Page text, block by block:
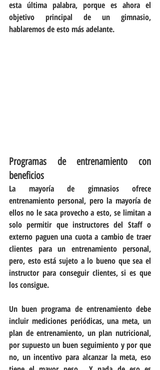
esta última palabra, porque es ahora el
objetivo principal de un gimnasio,
hablaremos de esto más adelante.
Programas de entrenamiento con
beneficios
La mayoría de gimnasios ofrece
entrenamiento personal, pero la mayoría de
ellos no le saca provecho a esto, se limitan a
solo permitir que instructores del Staff o
externo paguen una cuota a cambio de traer
clientes para un entrenamiento personal,
pero, esto está sujeto a lo bueno que sea el
instructor para conseguir clientes, si es que
los consigue.
Un buen programa de entrenamiento debe
incluir mediciones periódicas, una meta, un
plan de entrenamiento, un plan nutricional,
por supuesto un buen seguimiento y por que
no, un incentivo para alcanzar la meta, eso